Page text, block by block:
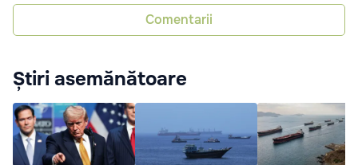
Comentarii
Știri asemănătoare